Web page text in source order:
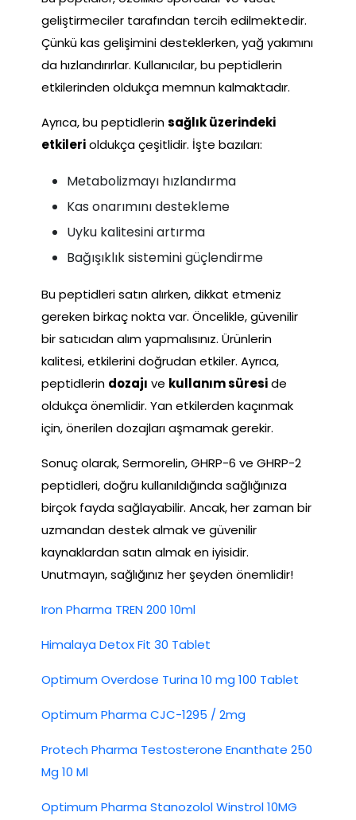
geliştirmeciler tarafından tercih edilmektedir.
Çünkü kas gelişimini desteklerken, yağ yakımını
da hızlandırırlar. Kullanıcılar, bu peptidlerin
etkilerinden oldukça memnun kalmaktadır.
Ayrıca, bu peptidlerinsağlık üzerindeki
etkilerioldukça çeşitlidir. İşte bazıları:
Metabolizmayı hızlandırma
Kas onarımını destekleme
Uyku kalitesini artırma
Bağışıklık sistemini güçlendirme
Bu peptidleri satın alırken, dikkat etmeniz
gereken birkaç nokta var. Öncelikle, güvenilir
bir satıcıdan alım yapmalısınız. Ürünlerin
kalitesi, etkilerini doğrudan etkiler. Ayrıca,
peptidlerin dozajı ve kullanım süreside
oldukça önemlidir. Yan etkilerden kaçınmak
için, önerilen dozajları aşmamak gerekir.
Sonuç olarak, Sermorelin, GHRP-6 ve GHRP-2
peptidleri, doğru kullanıldığında sağlığınıza
birçok fayda sağlayabilir. Ancak, her zaman bir
uzmandan destek almak ve güvenilir
kaynaklardan satın almak en iyisidir.
Unutmayın, sağlığınız her şeyden önemlidir!
Iron Pharma TREN 200 10ml
Himalaya Detox Fit 30 Tablet
Optimum Overdose Turina 10 mg 100 Tablet
Optimum Pharma CJC-1295 / 2mg
Protech Pharma Testosterone Enanthate 250
Mg 10 Ml
Optimum Pharma Stanozolol Winstrol 10MG